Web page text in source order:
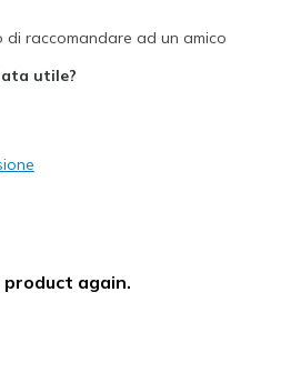
di raccomandare ad un amico
utile?
product again.